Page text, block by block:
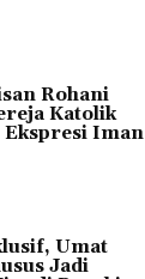
Rohani
Katolik
Ekspresi Iman
Umat
Jadi